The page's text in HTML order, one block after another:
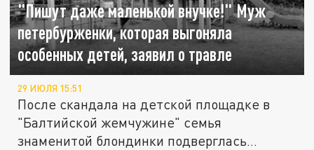
"Пишут даже маленькой внучке!" Муж
петербурженки, которая выгоняла
особенных детей, заявил о травле
29 ИЮЛЯ 15:51
После скандала на детской площадке в
"Балтийской жемчужине" семья
знаменитой блондинки подверглась